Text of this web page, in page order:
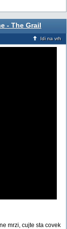
- The Grail
Idi na vrh
mrzi, cujte sta covek